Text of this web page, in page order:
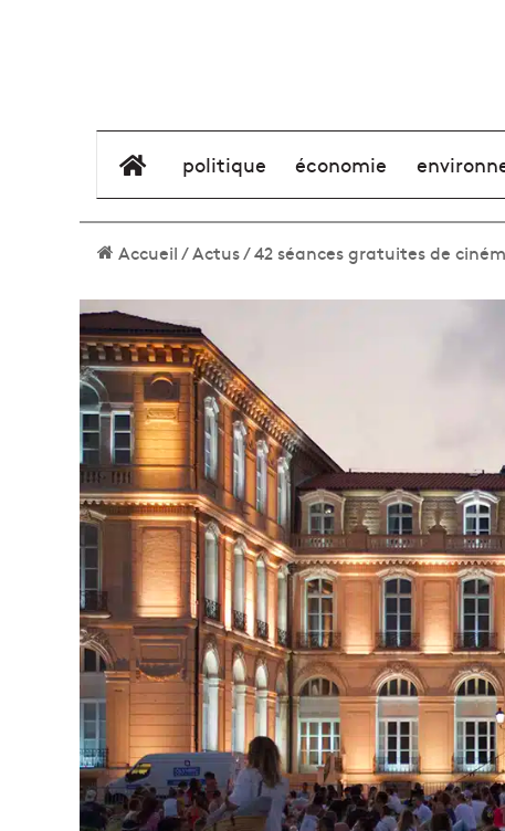
élément de menu
politique économie
Accueil/Actus/42 séances gratuites de